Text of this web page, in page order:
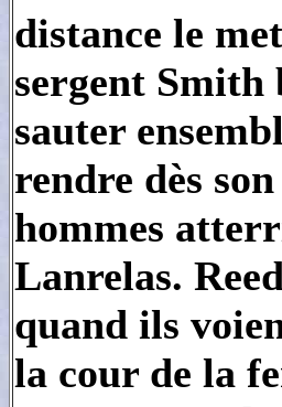
distance le
sergent Smith
sauter
rendre dès
hommes
Lanrelas.
quand ils
la cour de la